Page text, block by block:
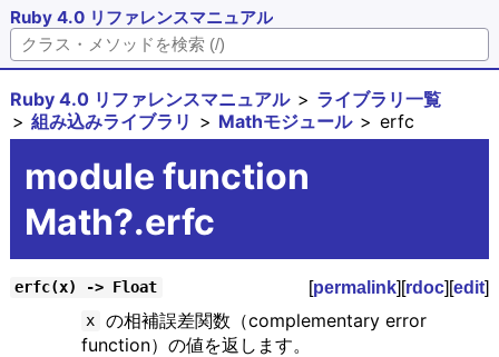
Ruby 4.0 リファレンスマニュアル
Ruby 4.0 リファレンスマニュアル
ライブラリ一覧
組み込みライブラリ
Mathモジュール erfc
module function
Math?.erfc
erfc(x) -> Float [permalink][rdoc][edit]
x
の相補誤差関数（complementary error
function）の値を返します。